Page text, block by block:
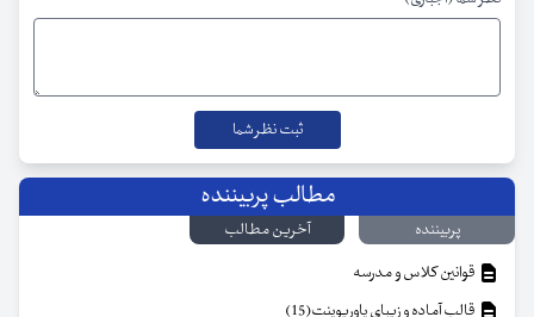
مطالب پربیننده
پربیننده
آخرین مطالب
قوانین کلاس و مدرسه
قالب آماده و زیبای پاورپوینت(15)